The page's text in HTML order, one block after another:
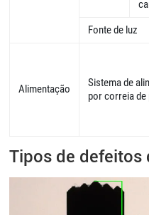
Fonte de luz
Alimentação
Sistema de
por correia de
Tipos de defeitos